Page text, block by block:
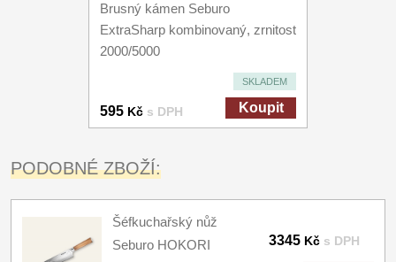
Brusný kámen Seburo
ExtraSharp kombinovaný, zrnitost
2000/5000
SKLADEM
595 Kč s DPH Koupit
PODOBNÉ ZBOŽÍ:
Šéfkuchařský nůž
Seburo HOKORI
3345 Kč s DPH